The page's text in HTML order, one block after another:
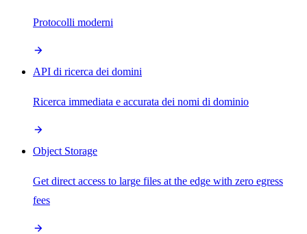
Protocolli moderni
API di ricerca dei domini
Ricerca immediata e accurata dei nomi di dominio
Object Storage
Get direct access to large files at the edge with zero egress
fees